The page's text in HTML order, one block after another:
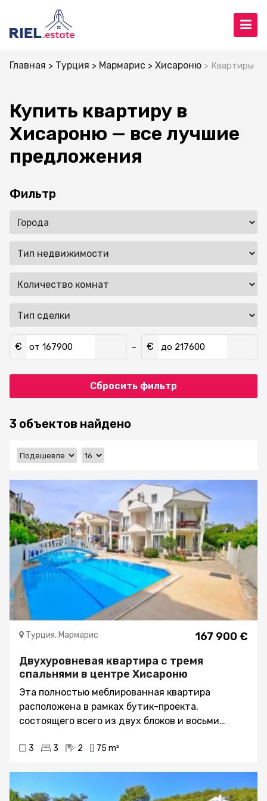
Главная Турция Мармарис Хисароню Квартиры
Купить квартиру в
Хисароню — все лучшие
предложения
Фильтр
€ от – € до
Сбросить фильтр
3 объектов найдено
167 900 €
Турция, Мармарис
Двухуровневая квартира с тремя
спальнями в центре Хисароню
Эта полностью меблированная квартира
расположена в рамках бутик-проекта,
состоящего всего из двух блоков и восьми
разработан для семей и предлагает ряд
зрелые зеленые сады- Большой общий
3 3 2 75 m²